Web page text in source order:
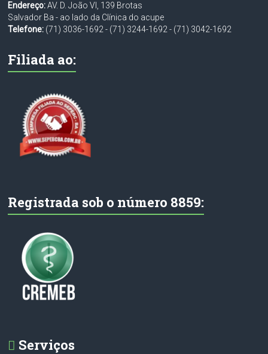
Endereço:AV. D. João VI, 139 Brotas
Salvador Ba - ao lado da Clínica do acupe
Telefone: (71) 3036-1692- (71) 3244-1692- (71) 3042-1692
Filiada ao:
Registrada sob o número 8859:
Serviços